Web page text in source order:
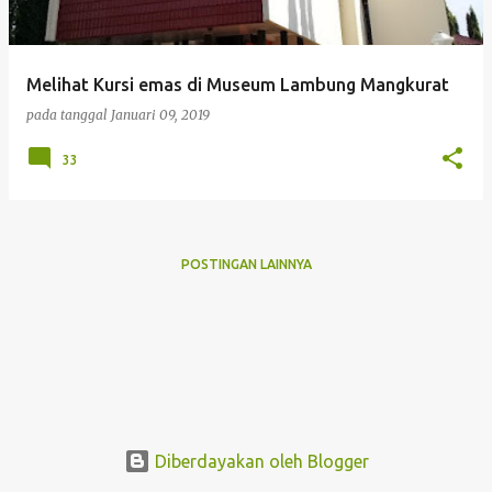
n
Melihat Kursi emas di Museum Lambung Mangkurat
pada tanggal Januari 09, 2019
33
POSTINGAN LAINNYA
Diberdayakan oleh Blogger